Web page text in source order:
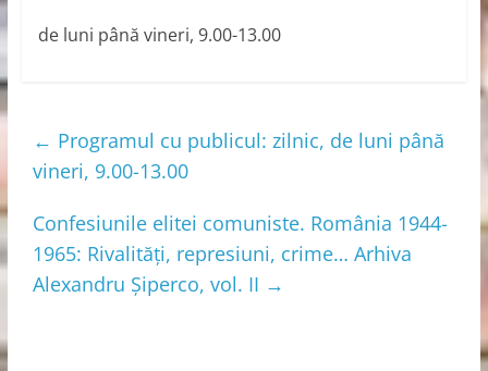
de luni până vineri, 9.00-13.00
← Programul cu publicul: zilnic, de luni până
vineri, 9.00-13.00
Confesiunile elitei comuniste. România 1944-
1965: Rivalități, represiuni, crime… Arhiva
Alexandru Șiperco, vol. II →